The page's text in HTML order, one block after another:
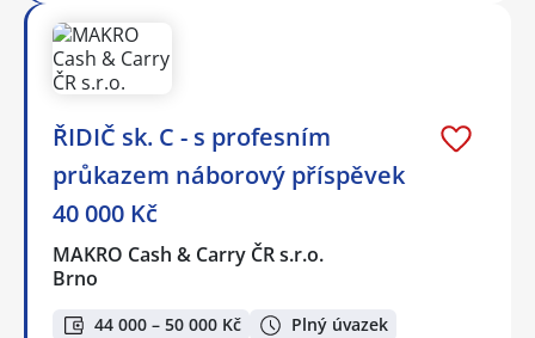
ŘIDIČ sk. C - s profesním
průkazem náborový příspěvek
40 000 Kč
MAKRO Cash & Carry ČR s.r.o.
Brno
44 000 – 50 000 Kč Plný úvazek